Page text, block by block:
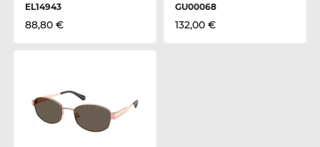
EL14943
88,80 €
GU00068
132,00 €